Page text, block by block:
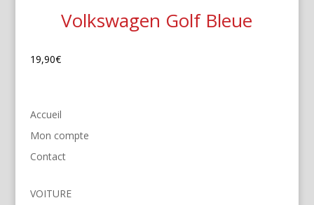
Volkswagen Golf Bleue
19,90€
Accueil
Mon compte
Contact
VOITURE